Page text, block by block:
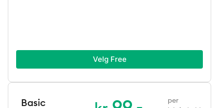
Velg Free
Basic
per